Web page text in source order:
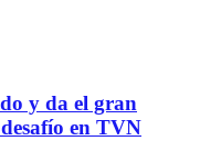
y da el gran
en TVN